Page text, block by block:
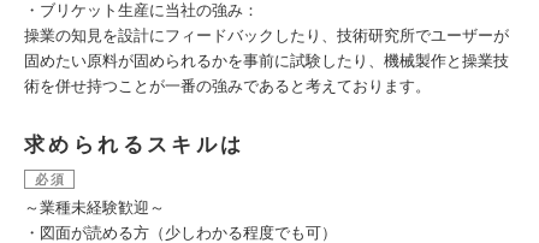
・ブリケット生産に当社の強み：
操業の知見を設計にフィードバックしたり、技術研究所でユーザーが
固めたい原料が固められるかを事前に試験したり、機械製作と操業技
術を併せ持つことが一番の強みであると考えております。
求められるスキルは
必須
～業種未経験歓迎～
・図面が読める方（少しわかる程度でも可）